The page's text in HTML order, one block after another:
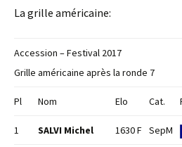
La grille américaine:
Accession – Festival 2017
Grille américaine après la ronde 7
Pl Nom Elo Cat.
1 SALVI Michel 1630 F SepM